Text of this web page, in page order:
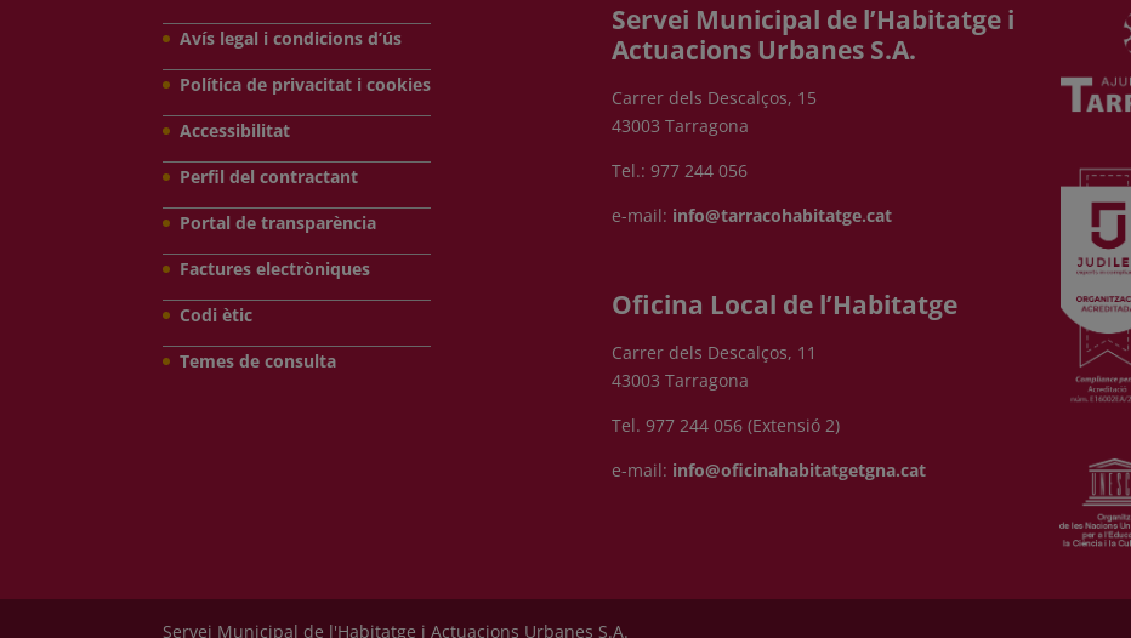
Avís legal i condicions d’ús
Política de privacitat i cookies
Accessibilitat
Perfil del contractant
Portal de transparència
Factures electròniques
Codi ètic
Temes de consulta
Servei Municipal de l’Habitatge i
Actuacions Urbanes S.A.
Carrer dels Descalços, 15
43003 Tarragona
Tel.: 977 244 056
e-mail: info@tarracohabitatge.cat
Oficina Local de l’Habitatge
Carrer dels Descalços, 11
43003 Tarragona
Tel. 977 244 056 (Extensió 2)
e-mail: info@oficinahabitatgetgna.cat
Servei Municipal de l'Habitatge i Actuacions Urbanes S.A.